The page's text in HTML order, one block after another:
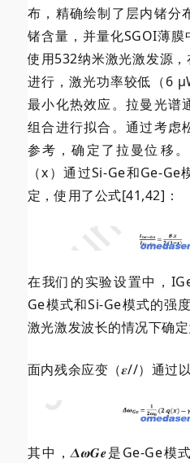
布，精确绘制了层内锗分
锗含量，并量化SGOI薄
使用532纳米激光激发源
进行，激光功率较低（6
最小化热效应。拉曼光谱
组合进行拟合。通过考虑
参考，确定了拉曼位移
（x）通过Si-Ge和Ge-
定，使用了公式[41,42]：
在我们的实验设置中，
Ge模式和Si-Ge模式的强
激光激发波长的情况下确定
面内残余应变（𝜺//）通过
其中，𝜟𝝎𝑮𝒆是Ge-Ge模